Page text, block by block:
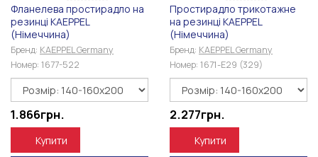
Фланелева простирадло на
резинці KAEPPEL
(Німеччина)
Бренд: KAEPPEL Germany
Номер: 1677-522
1.866грн.
Купити
Простирадло трикотажне
на резинці KAEPPEL
(Німеччина)
Бренд: KAEPPEL Germany
Номер: 1671-E29 (329)
2.277грн.
Купити